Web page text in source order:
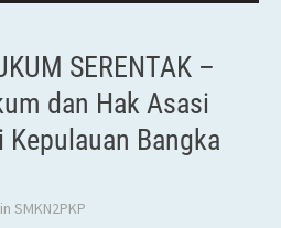
SERENTAK –
dan Hak Asasi
Bangka
SMKN2PKP